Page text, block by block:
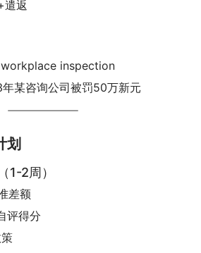
遣返
workplace inspection
某咨询公司被罚50万新元
划
1-2周）
差额
评得分